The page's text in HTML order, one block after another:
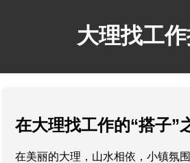
大理找工
在大理找工作的“搭子”
在美丽的大理，山水相依，小镇氛